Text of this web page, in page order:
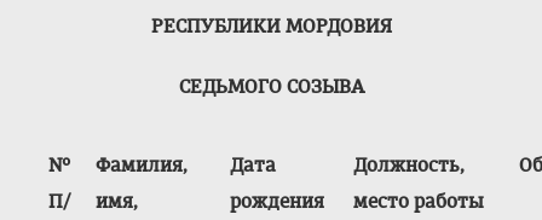
РЕСПУБЛИКИ МОРДОВИЯ
СЕДЬМОГО СОЗЫВА
№
П/
Фамилия,
имя,
Дата
рождения
Должность,
место работы